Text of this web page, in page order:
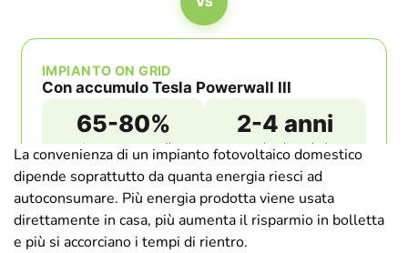
La convenienza di un impianto fotovoltaico domestico
dipende soprattutto da quanta energia riesci ad
autoconsumare. Più energia prodotta viene usata
direttamente in casa, più aumenta il risparmio in bolletta
e più si accorciano i tempi di rientro.